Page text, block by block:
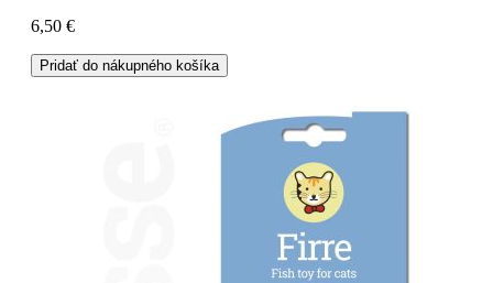
6,50 €
Pridať do nákupného košíka